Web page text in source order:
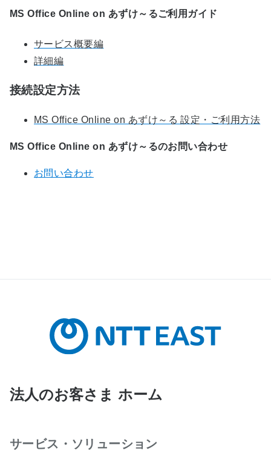
MS Office Online on あずけ～るご利用ガイド
サービス概要編
詳細編
接続設定方法
MS Office Online on あずけ～る 設定・ご利用方法
MS Office Online on あずけ～るのお問い合わせ
お問い合わせ
法人のお客さま ホーム
サービス・ソリューション